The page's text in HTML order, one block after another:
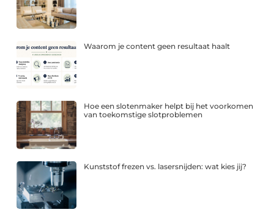
Waarom je content geen resultaat haalt
Hoe een slotenmaker helpt bij het voorkomen
van toekomstige slotproblemen
Kunststof frezen vs. lasersnijden: wat kies jij?